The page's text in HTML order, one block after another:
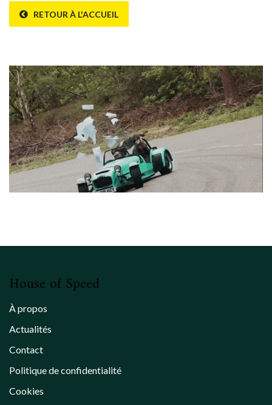
RETOUR À L'ACCUEIL
Erreur 404
House of Speed
À propos
Actualités
Contact
Politique de confidentialité
Cookies